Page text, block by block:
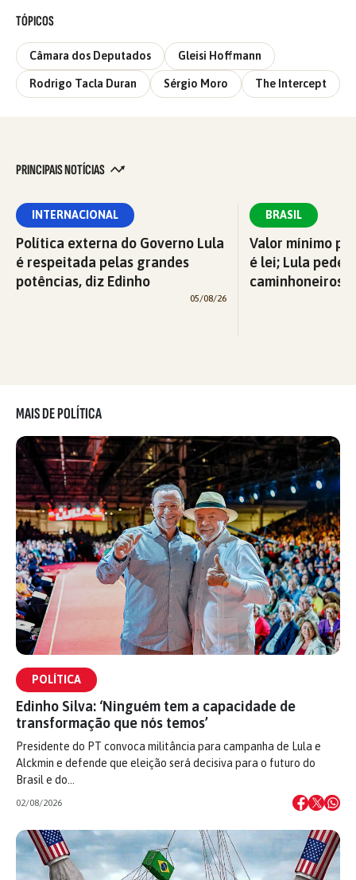
TÓPICOS
Câmara dos Deputados Gleisi Hoffmann
Rodrigo Tacla Duran Sérgio Moro The Intercept
PRINCIPAIS NOTÍCIAS
INTERNACIONAL
Política externa do Governo Lula
é respeitada pelas grandes
potências, diz Edinho
05/08/26
BRASIL
Valor mínimo
é lei; Lula pede
caminhoneiros
MAIS DE POLÍTICA
POLÍTICA
Edinho Silva: ‘Ninguém tem a capacidade de
transformação que nós temos’
Presidente do PT convoca militância para campanha de Lula e
Alckmin e defende que eleição será decisiva para o futuro do
Brasil e do…
02/08/2026